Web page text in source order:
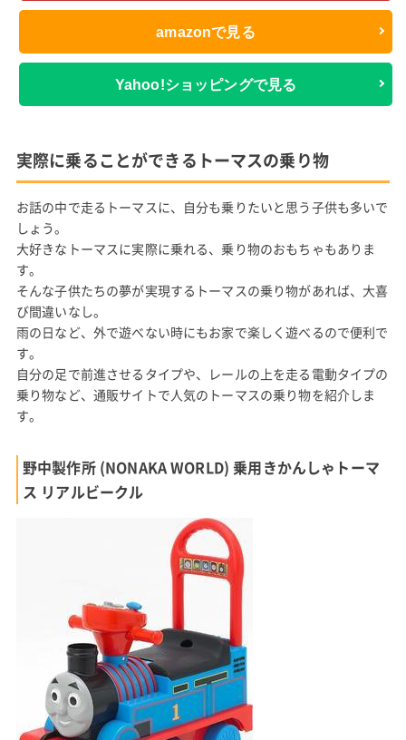
amazonで見る
Yahoo!ショッピングで見る
実際に乗ることができるトーマスの乗り物
お話の中で走るトーマスに、自分も乗りたいと思う子供も多いで
しょう。
大好きなトーマスに実際に乗れる、乗り物のおもちゃもありま
す。
そんな子供たちの夢が実現するトーマスの乗り物があれば、大喜
び間違いなし。
雨の日など、外で遊べない時にもお家で楽しく遊べるので便利で
す。
自分の足で前進させるタイプや、レールの上を走る電動タイプの
乗り物など、通販サイトで人気のトーマスの乗り物を紹介しま
す。
野中製作所 (NONAKA WORLD) 乗用きかんしゃトーマ
ス リアルビークル